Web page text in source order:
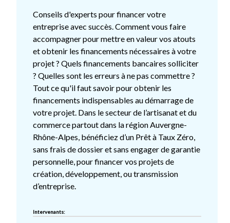
Conseils d'experts pour financer votre
entreprise avec succès. Comment vous faire
accompagner pour mettre en valeur vos atouts
et obtenir les financements nécessaires à votre
projet ? Quels financements bancaires solliciter
? Quelles sont les erreurs à ne pas commettre ?
Tout ce qu'il faut savoir pour obtenir les
financements indispensables au démarrage de
votre projet. Dans le secteur de l’artisanat et du
commerce partout dans la région Auvergne-
Rhône-Alpes, bénéficiez d’un Prêt à Taux Zéro,
sans frais de dossier et sans engager de garantie
personnelle, pour financer vos projets de
création, développement, ou transmission
d’entreprise.
Intervenants: